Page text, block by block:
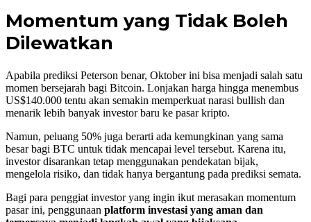
Momentum yang Tidak Boleh
Dilewatkan
Apabila prediksi Peterson benar, Oktober ini bisa menjadi salah satu
momen bersejarah bagi Bitcoin. Lonjakan harga hingga menembus
US$140.000 tentu akan semakin memperkuat narasi bullish dan
menarik lebih banyak investor baru ke pasar kripto.
Namun, peluang 50% juga berarti ada kemungkinan yang sama
besar bagi BTC untuk tidak mencapai level tersebut. Karena itu,
investor disarankan tetap menggunakan pendekatan bijak,
mengelola risiko, dan tidak hanya bergantung pada prediksi semata.
Bagi para penggiat investor yang ingin ikut merasakan momentum
pasar ini, penggunaan platform investasi yang aman dan